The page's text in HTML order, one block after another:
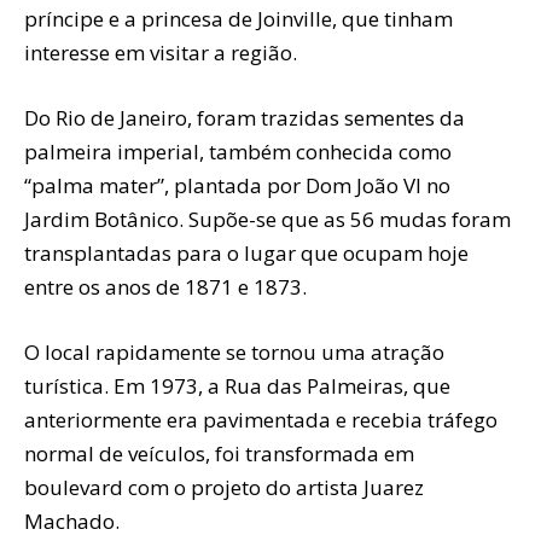
príncipe e a princesa de Joinville, que tinham
interesse em visitar a região.
Do Rio de Janeiro, foram trazidas sementes da
palmeira imperial, também conhecida como
“palma mater”, plantada por Dom João VI no
Jardim Botânico. Supõe-se que as 56 mudas foram
transplantadas para o lugar que ocupam hoje
entre os anos de 1871 e 1873.
O local rapidamente se tornou uma atração
turística. Em 1973, a Rua das Palmeiras, que
anteriormente era pavimentada e recebia tráfego
normal de veículos, foi transformada em
boulevard com o projeto do artista Juarez
Machado.